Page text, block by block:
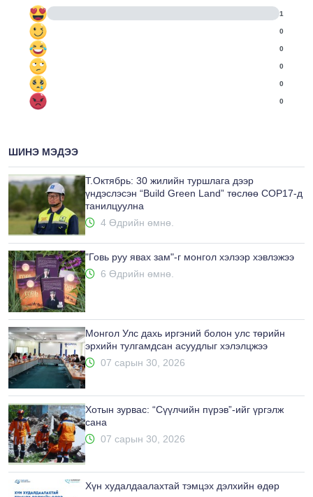
1
0
0
0
0
0
ШИНЭ МЭДЭЭ
Т.Октябрь: 30 жилийн туршлага дээр
үндэслэсэн “Build Green Land” төслөө COP17-д
танилцуулна
4 Өдрийн өмнө.
"Говь руу явах зам"-г монгол хэлээр хэвлэжээ
6 Өдрийн өмнө.
Монгол Улс дахь иргэний болон улс төрийн
эрхийн тулгамдсан асуудлыг хэлэлцжээ
07 сарын 30, 2026
Хотын зурвас: “Сүүлчийн пүрэв”-ийг үргэлж
сана
07 сарын 30, 2026
Хүн худалдаалахтай тэмцэх дэлхийн өдөр